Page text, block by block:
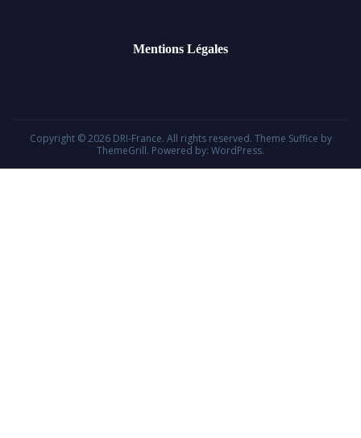
Mentions Légales
Copyright © 2026 DRI-France. All rights reserved. Theme Suffice by
ThemeGrill. Powered by: WordPress.